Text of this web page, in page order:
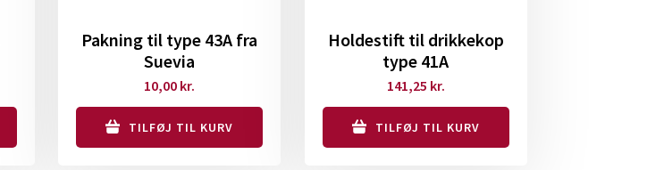
Pakning til type 43A fra
Suevia
10,00 kr.
TILFØJ TIL KURV
Holdestift til drikkekop
type 41A
141,25 kr.
TILFØJ TIL KURV